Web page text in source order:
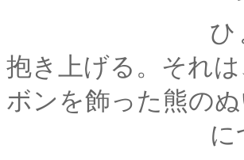
ひょい、と。
抱き上げる。それ
ボンを飾った熊の
については